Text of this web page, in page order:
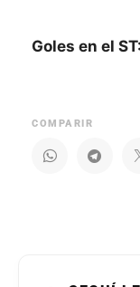
Goles en el ST:
COMPARIR